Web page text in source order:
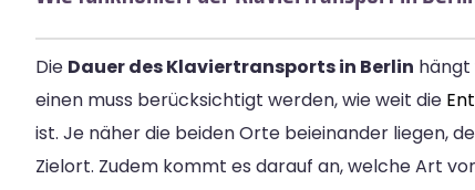
Die Dauer des Klaviertransports in Berlin hängt
einen muss berücksichtigt werden, wie weit die
ist. Je näher die beiden Orte beieinander liegen,
Zielort. Zudem kommt es darauf an, welche Art